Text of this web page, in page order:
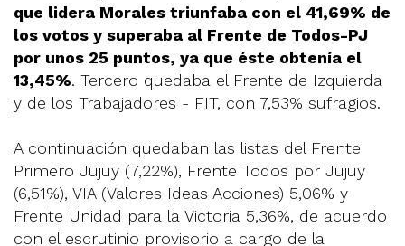
que lidera Morales triunfaba con el 41,69% de
los votos y superaba al Frente de Todos-PJ
por unos 25 puntos, ya que éste obtenía el
13,45%. Tercero quedaba el Frente de Izquierda
y de los Trabajadores - FIT, con 7,53% sufragios.
A continuación quedaban las listas del Frente
Primero Jujuy (7,22%), Frente Todos por Jujuy
(6,51%), VIA (Valores Ideas Acciones) 5,06% y
Frente Unidad para la Victoria 5,36%, de acuerdo
con el escrutinio provisorio a cargo de la